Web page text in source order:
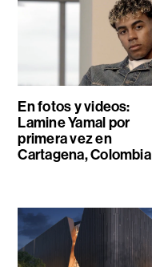
En fotos y videos:
Lamine Yamal por
primera vez en
Cartagena, Colombia